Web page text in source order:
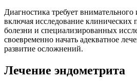
Диагностика требует
включая исследование клинических
болезни и специализированных
своевременно начать адекватное
развитие осложнений.
Лечение эндометрита